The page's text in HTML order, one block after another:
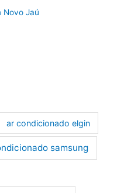
Novo Jaú
ar condicionado elgin
samsung